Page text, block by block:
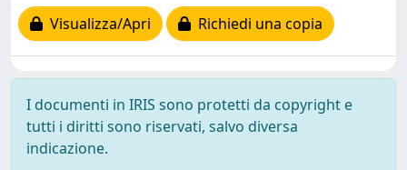
Visualizza/Apri
Richiedi una copia
I documenti in IRIS sono protetti da copyright e
tutti i diritti sono riservati, salvo diversa
indicazione.